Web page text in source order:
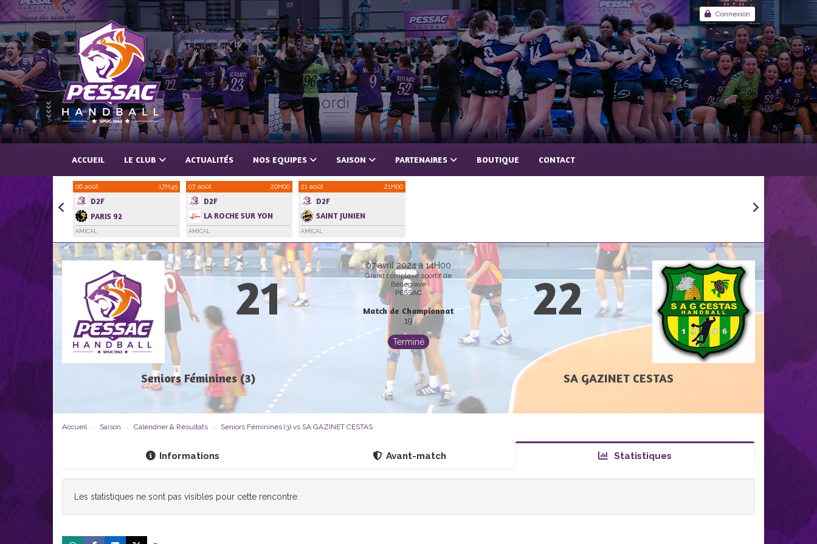
Connexion
ACCUEIL LE CLUB ACTUALITÉS NOS EQUIPES SAISON PARTENAIRES BOUTIQUE CONTACT
06 août 17H45
D2F
PARIS 92
AMICAL
07 août 20H00
D2F
LA ROCHE SUR YON
HANDBALL VENDEE
AMICAL
21 août 21H00
D2F
SAINT JUNIEN
ROCHECHOUART
AMICAL
07 avril 2024 à 14H00
Grand complexe sportif de
Bellegrave
PESSAC
Match de Championnat
19
Terminé
21 22
Seniors Féminines (3) SA GAZINET CESTAS
Accueil Saison Calendrier & Résultats Seniors Féminines (3) vs SA GAZINET CESTAS
Informations Avant-match Statistiques
Les statistiques ne sont pas visibles pour cette rencontre.
Panneau de gestion des cookies